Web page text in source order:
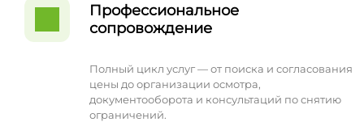
Профессиональное
сопровождение
Полный цикл услуг — от поиска и согласования
цены до организации осмотра,
документооборота и консультаций по снятию
ограничений.